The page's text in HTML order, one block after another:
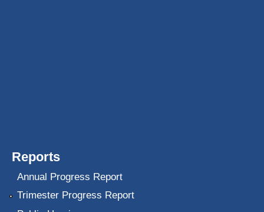
Reports
Annual Progress Report
Trimester Progress Report